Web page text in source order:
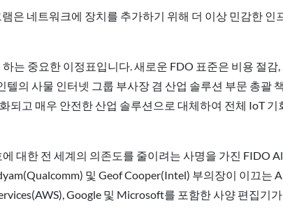
은 네트워크에 장치를 추가하기 위해 더 이상 민감한 인
는 중요한 이정표입니다. 새로운 FDO 표준은 비용 절감,
의 사물 인터넷 그룹 부사장 겸 산업 솔루션 부문 총괄
되고 매우 안전한 산업 솔루션으로 대체하여 전체 IoT
대한 전 세계의 의존도를 줄이려는 사명을 가진 FIDO
및 Geof Cooper(Intel) 부의장이 이끄는
Google 및 Microsoft를 포함한 사양 편집기